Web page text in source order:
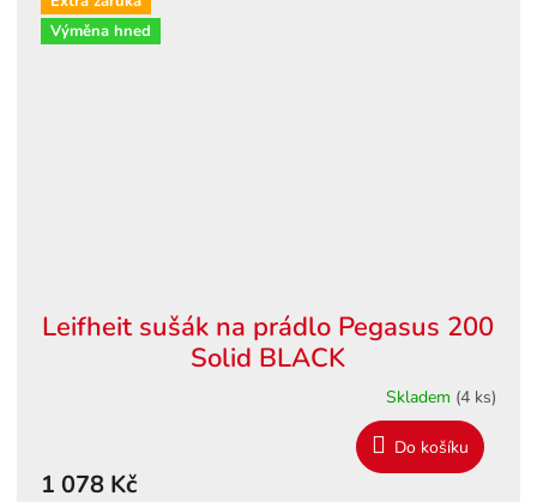
Výměna hned
Leifheit sušák na prádlo Pegasus 200
Solid BLACK
Skladem (4 ks)
1 078 Kč
Do košíku